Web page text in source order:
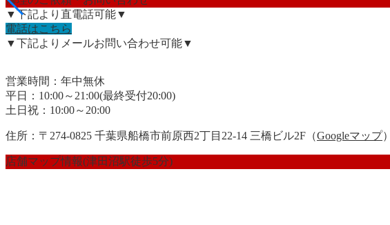
▼下記より直電話可能▼
電話はこちら
▼下記よりメールお問い合わせ可能▼
営業時間：年中無休
平日：10:00～21:00(最終受付20:00)
土日祝：10:00～20:00
住所：〒274-0825 千葉県船橋市前原西2丁目22-14 三橋ビル2F（Googleマップ）
店舗マップ情報(津田沼駅徒歩5分)